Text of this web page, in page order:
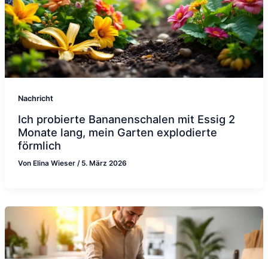
Nachricht
Ich probierte Bananenschalen mit Essig 2
Monate lang, mein Garten explodierte
förmlich
Von Elina Wieser / 5. März 2026